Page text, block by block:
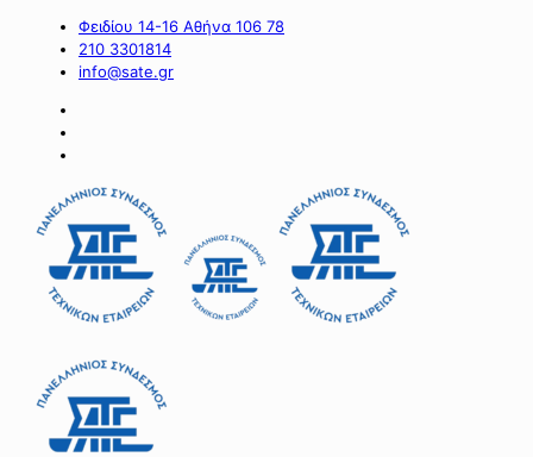
Φειδίου 14-16 Αθήνα 106 78
210 3301814
info@sate.gr